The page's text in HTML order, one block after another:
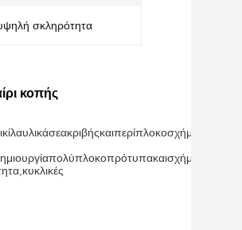
σκληρότητα
κοπής
υλικάσεακριβήςκαιπερίπλοκοσχήματα
πολύπλοκοπρότυπακαισχήματα
κυκλικές